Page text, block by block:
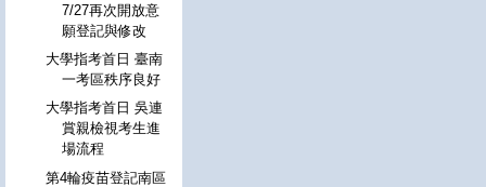
7/27再次開放意
願登記與修改
大學指考首日 臺南
一考區秩序良好
大學指考首日 吳連
賞親檢視考生進
場流程
第4輪疫苗登記南區